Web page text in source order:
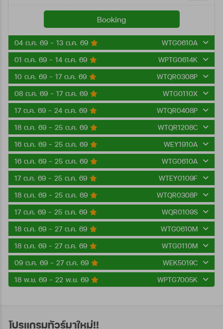
Booking
04 ต.ค. 69 - 13 ต.ค. 69
WTG0610A
01 ต.ค. 69 - 14 ต.ค. 69
WPTG0614K
10 ต.ค. 69 - 17 ต.ค. 69
WTQR0308P
08 ต.ค. 69 - 17 ต.ค. 69
WTG0110X
17 ต.ค. 69 - 24 ต.ค. 69
WTQR0408P
18 ต.ค. 69 - 25 ต.ค. 69
WTQR1208C
16 ต.ค. 69 - 25 ต.ค. 69
WEY1910A
16 ต.ค. 69 - 25 ต.ค. 69
WTG0610A
17 ต.ค. 69 - 25 ต.ค. 69
WTEY0109F
18 ต.ค. 69 - 25 ต.ค. 69
WTQR0308P
17 ต.ค. 69 - 25 ต.ค. 69
WQR0109S
18 ต.ค. 69 - 27 ต.ค. 69
WTG0610M
18 ต.ค. 69 - 27 ต.ค. 69
WTG0110M
09 ต.ค. 69 - 27 ต.ค. 69
WEK5019C
18 พ.ย. 69 - 22 พ.ย. 69
WPTG7005K
โปรแกรมทัวร์มาใหม่!!